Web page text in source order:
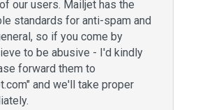
our users. Mailjet has the
standards for anti-spam and
so if you come by
to be abusive - I'd kindly
forward them to
and we'll take proper